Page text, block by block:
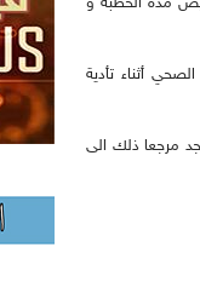
أثناء تأدية
مرجعا ذلك الى